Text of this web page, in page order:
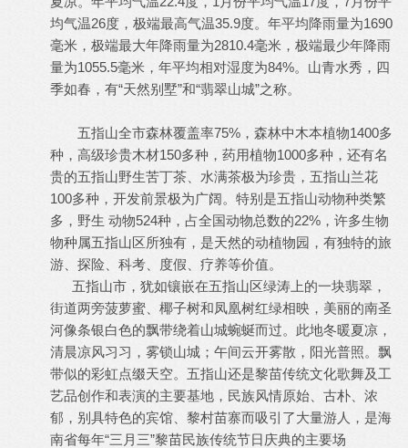
均气温26度，极端最高气温35.9度。年平均降雨量为1690
毫米，极端最大年降雨量为2810.4毫米，极端最少年降雨
量为1055.5毫米，年平均相对湿度为84%。山青水秀，四
季如春，有“天然别墅”和“翡翠山城”之称。
五指山全市森林覆盖率75%，森林中木本植物1400多
种，高级珍贵木材150多种，药用植物1000多种，还有名
贵的五指山野生苦丁茶、水满茶极为珍贵，五指山兰花
100多种，开发前景极为广阔。特别是五指山动物种类繁
多，野生 动物524种，占全国动物总数的22%，许多生物
物种属五指山区所独有，是天然的动植物园，有独特的旅
游、探险、科考、度假、疗养等价值。
五指山市，犹如镶嵌在五指山区绿涛上的一块翡翠，
街道两旁菠萝蜜、椰子树和凤凰树红绿相映，美丽的南圣
河像条银白色的飘带绕着山城蜿蜒而过。此地冬暖夏凉，
清晨凉风习习，雾锁山城；午间云开雾散，阳光普照。飘
带似的彩虹点缀天空。五指山还是黎苗传统文化歌舞及工
艺品创作和表演的主要基地，民族风情原始、古朴、浓
郁，别具特色的宾馆、黎村苗寨而吸引了大量游人，是海
南省每年“三月三”黎苗民族传统节日庆典的主要场